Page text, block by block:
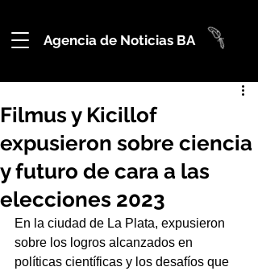
Agencia de Noticias BA
Filmus y Kicillof
expusieron sobre ciencia
y futuro de cara a las
elecciones 2023
En la ciudad de La Plata, expusieron
sobre los logros alcanzados en
políticas científicas y los desafíos que